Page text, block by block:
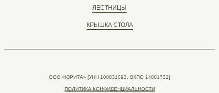
ЛЕСТНИЦЫ
КРЫШКА СТОЛА
ООО «ЮРИТА» [УНН 100031093, ОКПО 14801732]
ПОЛИТИКА КОНФИДЕНЦИАЛЬНОСТИ